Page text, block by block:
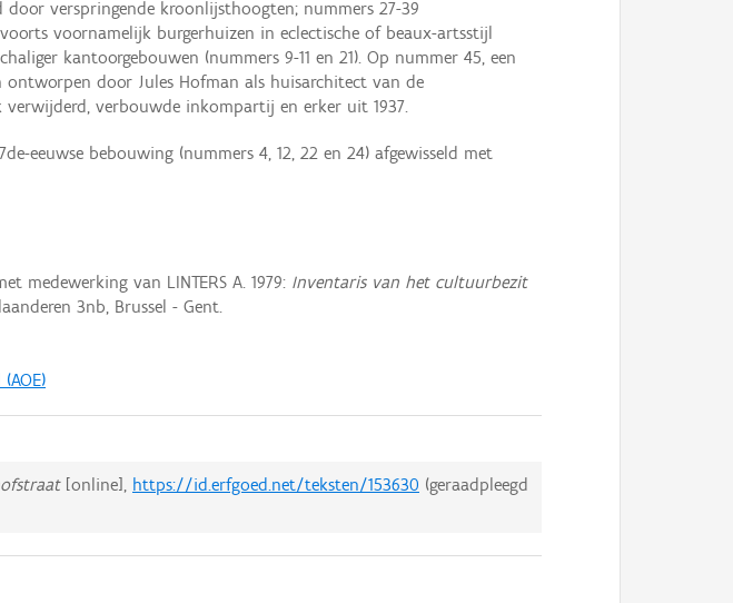
door verspringende kroonlijsthoogten; nummers 27-39
voornamelijk burgerhuizen in eclectische of beaux-artsstijl
kantoorgebouwen (nummers 9-11 en 21). Op nummer 45, een
door Jules Hofman als huisarchitect van de
verbouwde inkompartij en erker uit 1937.
eeuwse bebouwing (nummers 4, 12, 22 en 24) afgewisseld met
medewerking van LINTERS A. 1979: Inventaris van het cultuurbezit
3nb, Brussel - Gent.
[online], https://id.erfgoed.net/teksten/153630 (geraadpleegd